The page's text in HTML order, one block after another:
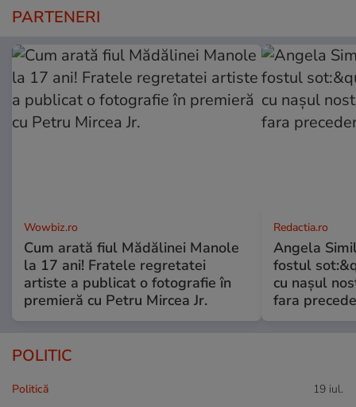
PARTENERI
Wowbiz.ro
Cum arată fiul Mădălinei Manole
la 17 ani! Fratele regretatei
artiste a publicat o fotografie în
premieră cu Petru Mircea Jr.
Redactia.ro
Angela
fostul
cu nașul
fara
POLITIC
Politică 19 iul.